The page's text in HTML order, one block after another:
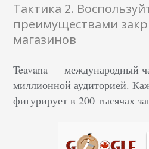
Тактика 2.
преимуществами
магазинов
Teavana — международный
миллионной аудиторией.
фигурирует в 200 тысячах